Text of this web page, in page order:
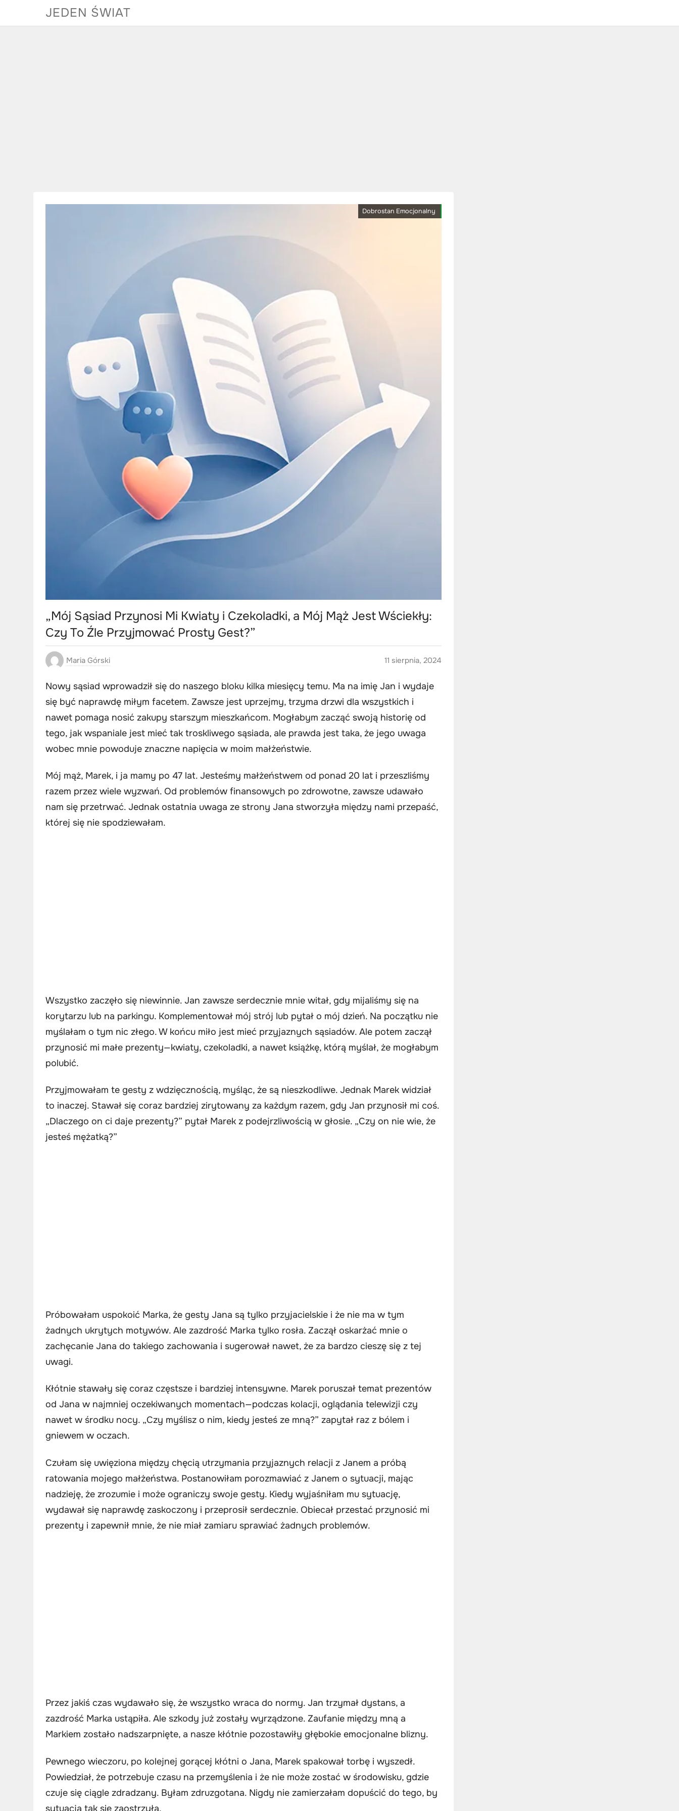
JEDEN ŚWIAT
Dobrostan Emocjonalny
„Mój Sąsiad Przynosi Mi Kwiaty i Czekoladki, a Mój Mąż Jest Wściekły:
Czy To Źle Przyjmować Prosty Gest?”
Maria Górski 11 sierpnia, 2024
Nowy sąsiad wprowadził się do naszego bloku kilka miesięcy temu. Ma na imię Jan i wydaje
się być naprawdę miłym facetem. Zawsze jest uprzejmy, trzyma drzwi dla wszystkich i
nawet pomaga nosić zakupy starszym mieszkańcom. Mogłabym zacząć swoją historię od
tego, jak wspaniale jest mieć tak troskliwego sąsiada, ale prawda jest taka, że jego uwaga
wobec mnie powoduje znaczne napięcia w moim małżeństwie.
Mój mąż, Marek, i ja mamy po 47 lat. Jesteśmy małżeństwem od ponad 20 lat i przeszliśmy
razem przez wiele wyzwań. Od problemów finansowych po zdrowotne, zawsze udawało
nam się przetrwać. Jednak ostatnia uwaga ze strony Jana stworzyła między nami przepaść,
której się nie spodziewałam.
Wszystko zaczęło się niewinnie. Jan zawsze serdecznie mnie witał, gdy mijaliśmy się na
korytarzu lub na parkingu. Komplementował mój strój lub pytał o mój dzień. Na początku nie
myślałam o tym nic złego. W końcu miło jest mieć przyjaznych sąsiadów. Ale potem zaczął
przynosić mi małe prezenty—kwiaty, czekoladki, a nawet książkę, którą myślał, że mogłabym
polubić.
Przyjmowałam te gesty z wdzięcznością, myśląc, że są nieszkodliwe. Jednak Marek widział
to inaczej. Stawał się coraz bardziej zirytowany za każdym razem, gdy Jan przynosił mi coś.
„Dlaczego on ci daje prezenty?” pytał Marek z podejrzliwością w głosie. „Czy on nie wie, że
jesteś mężatką?”
Próbowałam uspokoić Marka, że gesty Jana są tylko przyjacielskie i że nie ma w tym
żadnych ukrytych motywów. Ale zazdrość Marka tylko rosła. Zaczął oskarżać mnie o
zachęcanie Jana do takiego zachowania i sugerował nawet, że za bardzo cieszę się z tej
uwagi.
Kłótnie stawały się coraz częstsze i bardziej intensywne. Marek poruszał temat prezentów
od Jana w najmniej oczekiwanych momentach—podczas kolacji, oglądania telewizji czy
nawet w środku nocy. „Czy myślisz o nim, kiedy jesteś ze mną?” zapytał raz z bólem i
gniewem w oczach.
Czułam się uwięziona między chęcią utrzymania przyjaznych relacji z Janem a próbą
ratowania mojego małżeństwa. Postanowiłam porozmawiać z Janem o sytuacji, mając
nadzieję, że zrozumie i może ograniczy swoje gesty. Kiedy wyjaśniłam mu sytuację,
wydawał się naprawdę zaskoczony i przeprosił serdecznie. Obiecał przestać przynosić mi
prezenty i zapewnił mnie, że nie miał zamiaru sprawiać żadnych problemów.
Przez jakiś czas wydawało się, że wszystko wraca do normy. Jan trzymał dystans, a
zazdrość Marka ustąpiła. Ale szkody już zostały wyrządzone. Zaufanie między mną a
Markiem zostało nadszarpnięte, a nasze kłótnie pozostawiły głębokie emocjonalne blizny.
Pewnego wieczoru, po kolejnej gorącej kłótni o Jana, Marek spakował torbę i wyszedł.
Powiedział, że potrzebuje czasu na przemyślenia i że nie może zostać w środowisku, gdzie
czuje się ciągle zdradzany. Byłam zdruzgotana. Nigdy nie zamierzałam dopuścić do tego, by
sytuacja tak się zaostrzyła.